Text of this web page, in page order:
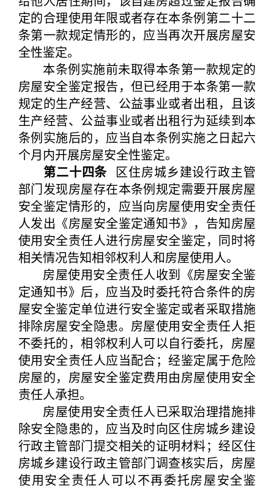
定的合理使用年限或者存在本条例第二十二
条第一款规定情形的，应当再次开展房屋安
全性鉴定。
本条例实施前未取得本条第一款规定的
房屋安全鉴定报告，但已经用于本条第一款
规定的生产经营、公益事业或者出租，且该
生产经营、公益事业或者出租行为延续到本
条例实施后的，应当自本条例实施之日起六
个月内开展房屋安全性鉴定。
第二十四条 区住房城乡建设行政主管
部门发现房屋存在本条例规定需要开展房屋
安全鉴定情形的，应当向房屋使用安全责任
人发出《房屋安全鉴定通知书》，告知房屋
使用安全责任人进行房屋安全鉴定，同时将
相关情况告知相邻权利人和房屋使用人。
房屋使用安全责任人收到《房屋安全鉴
定通知书》后，应当及时委托符合条件的房
屋安全鉴定单位进行安全鉴定或者采取措施
排除房屋安全隐患。房屋使用安全责任人拒
不委托的，相邻权利人可以自行委托，房屋
使用安全责任人应当配合；经鉴定属于危险
房屋的，房屋安全鉴定费用由房屋使用安全
责任人承担。
房屋使用安全责任人已采取治理措施排
除安全隐患的，应当及时向区住房城乡建设
行政主管部门提交相关的证明材料；经区住
房城乡建设行政主管部门调查核实后，房屋
使用安全责任人可以不再委托房屋安全鉴